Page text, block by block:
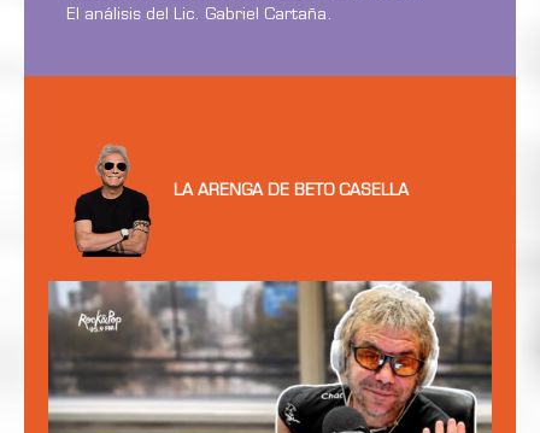
El análisis del Lic. Gabriel Cartaña.
LA ARENGA DE BETO CASELLA